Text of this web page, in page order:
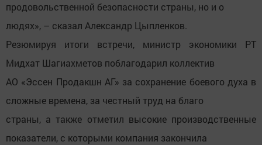
продовольственной безопасности страны, но и о
людях», – сказал Александр Цыпленков.
Резюмируя итоги встречи, министр экономики РТ
Мидхат Шагиахметов поблагодарил коллектив
АО «Эссен Продакшн АГ» за сохранение боевого духа в
сложные времена, за честный труд на благо
страны, а также отметил высокие производственные
показатели, с которыми компания закончила